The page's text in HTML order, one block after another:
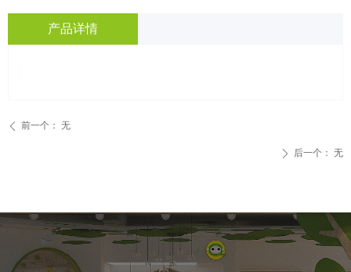
产品详情
ꄴ 前一个： 无
ꄲ 后一个： 无